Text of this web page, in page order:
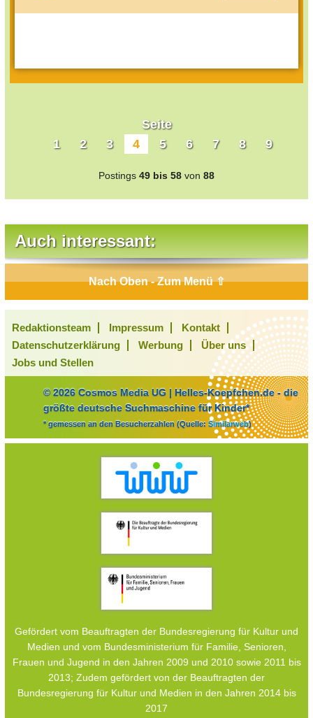
Seite
1
2 3 4 5 6 7 8 9
Postings 49 bis 58 von 88
Auch interessant:
Nach Oben - Zum Menü ⇧
Redaktionsteam Impressum
Kontakt
Datenschutzerklärung
Werbung
Über uns
Jobs und Stellen
© 2026 Cosmos Media UG | Helles-Koepfchen.de - die
größte deutsche Suchmaschine für Kinder*
* gemessen an den Besucherzahlen (Quelle: Similarweb)
Gefördert vom Beauftragten der Bundesregierung für Kultur und
Medien und vom Bundesministerium für Familie, Senioren,
Frauen und Jugend in den Jahren 2009 und 2010 sowie 2011 bis
2013; Zudem gefördert von der Beauftragten der
Bundesregierung für Kultur und Medien in den Jahren 2014 bis
2017